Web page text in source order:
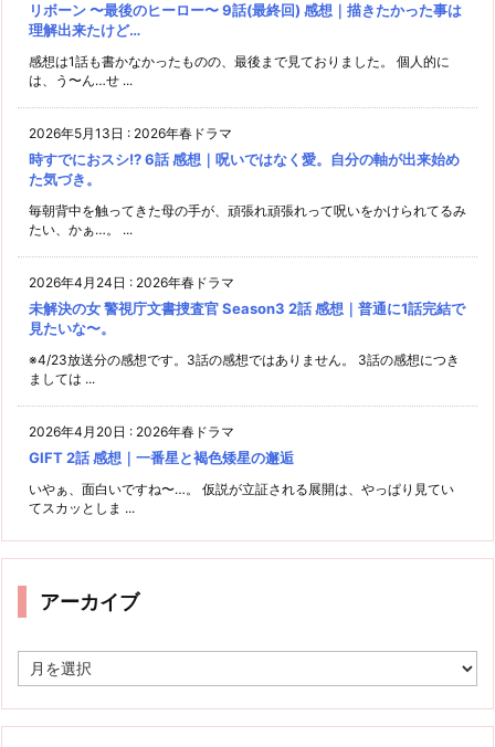
リボーン 〜最後のヒーロー〜 9話(最終回) 感想｜描きたかった事は
理解出来たけど…
感想は1話も書かなかったものの、最後まで見ておりました。 個人的に
は、う〜ん…せ ...
2026年5月13日 : 2026年春ドラマ
時すでにおスシ!? 6話 感想｜呪いではなく愛。自分の軸が出来始め
た気づき。
毎朝背中を触ってきた母の手が、頑張れ頑張れって呪いをかけられてるみ
たい、かぁ…。 ...
2026年4月24日 : 2026年春ドラマ
未解決の女 警視庁文書捜査官 Season3 2話 感想｜普通に1話完結で
見たいな〜。
※4/23放送分の感想です。3話の感想ではありません。 3話の感想につき
ましては ...
2026年4月20日 : 2026年春ドラマ
GIFT 2話 感想｜一番星と褐色矮星の邂逅
いやぁ、面白いですね〜…。 仮説が立証される展開は、やっぱり見てい
てスカッとしま ...
アーカイブ
ー
イ